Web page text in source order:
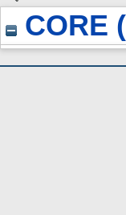
CORE